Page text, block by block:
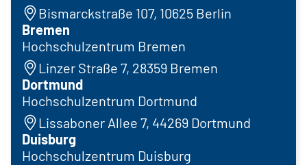
Bismarckstraße 107, 10625 Berlin
Bremen
Hochschulzentrum Bremen
Linzer Straße 7, 28359 Bremen
Dortmund
Hochschulzentrum Dortmund
Lissaboner Allee 7, 44269 Dortmund
Duisburg
Hochschulzentrum Duisburg